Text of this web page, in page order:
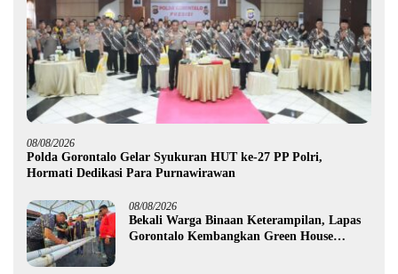
08/08/2026
Polda Gorontalo Gelar Syukuran HUT ke-27 PP Polri,
Hormati Dedikasi Para Purnawirawan
08/08/2026
Bekali Warga Binaan Keterampilan, Lapas
Gorontalo Kembangkan Green House